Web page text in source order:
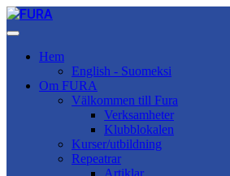
Hem
English - Suomeksi
Om FURA
Välkommen till Fura
Verksamheter
Klubblokalen
Kurser/utbildning
Repeatrar
Artiklar